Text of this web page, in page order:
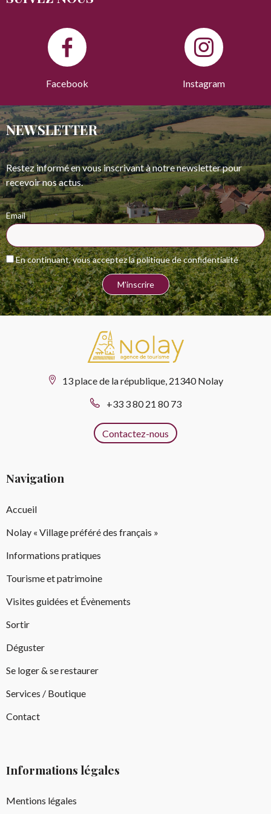
Facebook Instagram
NEWSLETTER
Restez informé en vous inscrivant à notre newsletter pour
recevoir nos actus.
Email
En continuant, vous acceptez la politique de confidentialité
13 place de la république, 21340 Nolay
+33 3 80 21 80 73
Contactez-nous
Navigation
Accueil
Nolay « Village préféré des français »
Informations pratiques
Tourisme et patrimoine
Visites guidées et Évènements
Sortir
Déguster
Se loger & se restaurer
Services / Boutique
Contact
Informations légales
Mentions légales